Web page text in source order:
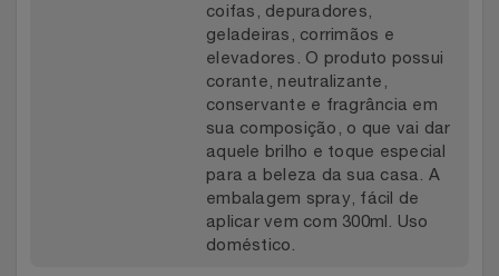
coifas, depuradores,
geladeiras, corrimãos e
elevadores. O produto possui
corante, neutralizante,
conservante e fragrância em
sua composição, o que vai dar
aquele brilho e toque especial
para a beleza da sua casa. A
embalagem spray, fácil de
aplicar vem com 300ml. Uso
doméstico.